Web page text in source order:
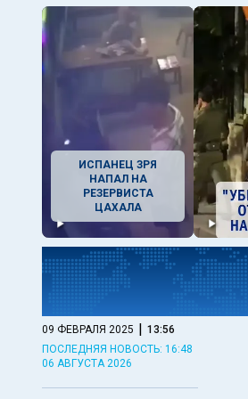
ИСПАНЕЦ ЗРЯ
НАПАЛ НА
РЕЗЕРВИСТА
ЦАХАЛА
09 ФЕВРАЛЯ 2025 | 13:56
ПОСЛЕДНЯЯ НОВОСТЬ: 16:48
06 АВГУСТА 2026